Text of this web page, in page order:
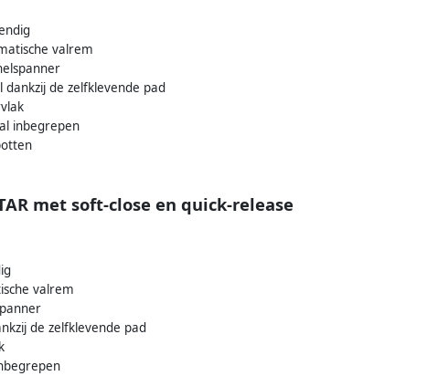
valrem
de zelfklevende pad
inbegrepen
met soft-close en quick-release
valrem
de zelfklevende pad